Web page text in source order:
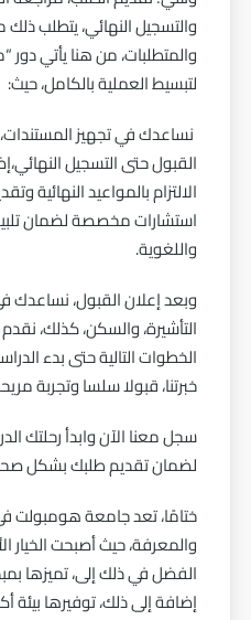
والتسجيل النهائي، يتطلب
والمتطلبات، من هنا يأتي دور
لتبسيط العملية بالكامل، حيث:
نساعدك في تجهيز
القبول حتى التسجيل
الالتزام بالمواعيد النهائية
استشارات مخصصة لضمان
واللغوية.
وبعد إعلان القبول، نساعدك
التأشيرة، والسكن، كذلك،
الخطوات التالية حتى بدء
خبرتنا، قبولا سلسا وتجربة
سجل معنا الآن وابدأ رحلتك
لضمان تقديم طلبك بشكل
ختامًا، تعد جامعة هومبولت
والمعرفة، حيث أصبحت الخيار
الفضل في ذلك إلى، تميزها
إضافة إلى ذلك، توفيرها بيئة